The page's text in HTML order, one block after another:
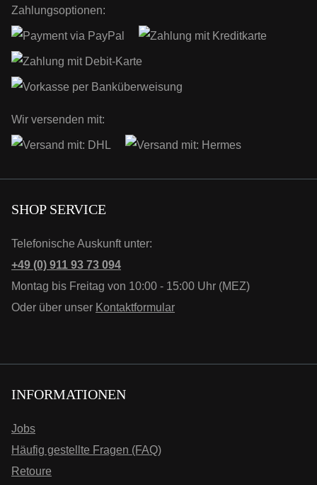
Zahlungsoptionen:
Wir versenden mit:
SHOP SERVICE
Telefonische Auskunft unter:
+49 (0) 911 93 73 094
Montag bis Freitag von 10:00 - 15:00 Uhr (MEZ)
Oder über unser Kontaktformular
INFORMATIONEN
Jobs
Häufig gestellte Fragen (FAQ)
Retoure